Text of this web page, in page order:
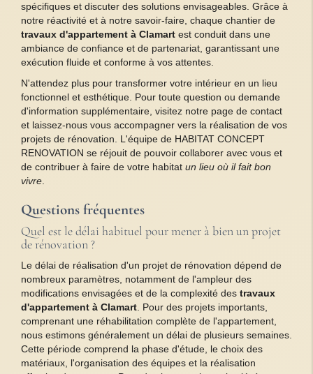
spécifiques et discuter des solutions envisageables. Grâce à
notre réactivité et à notre savoir-faire, chaque chantier de
travaux d'appartement à Clamart est conduit dans une
ambiance de confiance et de partenariat, garantissant une
exécution fluide et conforme à vos attentes.
N'attendez plus pour transformer votre intérieur en un lieu
fonctionnel et esthétique. Pour toute question ou demande
d'information supplémentaire, visitez notre page de contact
et laissez-nous vous accompagner vers la réalisation de vos
projets de rénovation. L'équipe de HABITAT CONCEPT
RENOVATION se réjouit de pouvoir collaborer avec vous et
de contribuer à faire de votre habitat un lieu où il fait bon
vivre.
Questions fréquentes
Quel est le délai habituel pour mener à bien un projet
de rénovation ?
Le délai de réalisation d'un projet de rénovation dépend de
nombreux paramètres, notamment de l'ampleur des
modifications envisagées et de la complexité des travaux
d'appartement à Clamart. Pour des projets importants,
comprenant une réhabilitation complète de l'appartement,
nous estimons généralement un délai de plusieurs semaines.
Cette période comprend la phase d'étude, le choix des
matériaux, l'organisation des équipes et la réalisation